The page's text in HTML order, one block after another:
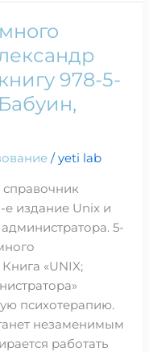
978-5-
/yeti lab
е издание Unix и
5-
«UNIX;
психотерапию.
незаменимым
работать